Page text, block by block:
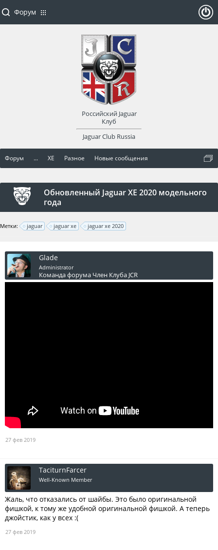
Форум ... XE Разное Новые сообщения
Обновленный Jaguar XE 2020 модельного
года
Метки: jaguar jaguar xe jaguar xe 2020
Glade
Administrator
Команда форума Член Клуба JCR
27 фев 2019
TaciturnFarcer
Well-Known Member
Жаль, что отказались от шайбы. Это было оригинальной
фишкой, к тому же удобной оригинальной фишкой. А теперь
джойстик, как у всех :(
27 фев 2019
Форум
Российский Jaguar
Клуб
Jaguar Club Russia
оват